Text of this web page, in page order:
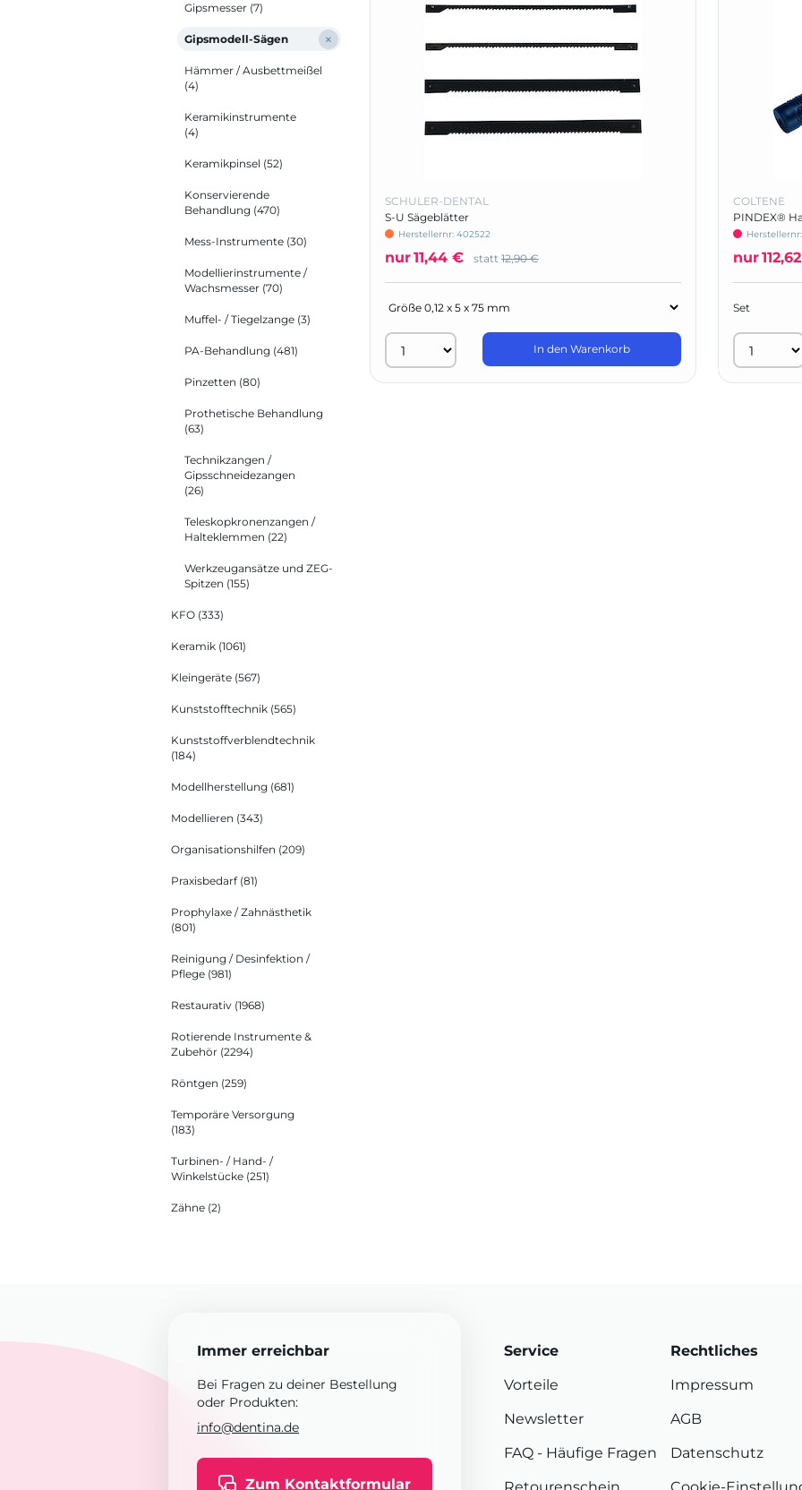
Gipsmesser (7)
Gipsmodell-Sägen
Hämmer / Ausbettmeißel
(4)
Keramikinstrumente
(4)
Keramikpinsel (52)
Konservierende
Behandlung (470)
Mess-Instrumente (30)
Modellierinstrumente /
Wachsmesser (70)
Muffel- / Tiegelzange (3)
PA-Behandlung (481)
Pinzetten (80)
Prothetische Behandlung
(63)
Technikzangen /
Gipsschneidezangen
(26)
Teleskopkronenzangen /
Halteklemmen (22)
Werkzeugansätze und ZEG-
Spitzen (155)
KFO (333)
Keramik (1061)
Kleingeräte (567)
Kunststofftechnik (565)
Kunststoffverblendtechnik
(184)
Modellherstellung (681)
Modellieren (343)
Organisationshilfen (209)
Praxisbedarf(81)
Prophylaxe / Zahnästhetik
(801)
Reinigung / Desinfektion /
Pflege (981)
Restaurativ (1968)
Rotierende Instrumente &
Zubehör (2294)
Röntgen (259)
Temporäre Versorgung
(183)
Turbinen- / Hand- /
Winkelstücke (251)
Zähne (2)
SCHULER-DENTAL
S-U Sägeblätter
Herstellernr: 402522
nur11,44 € statt 12,90 €
In den Warenkorb
COLTENE
PINDEX®
Herstellernr:
nur
Set
Immer erreichbar
Bei Fragen zu deiner Bestellung
oder Produkten:
info@dentina.de
Zum Kontaktformular
Service
Vorteile
Newsletter
FAQ - Häufige Fragen
Rechtliches
Impressum
AGB
Datenschutz